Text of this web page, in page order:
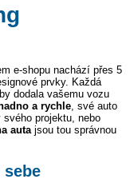
e-shopu nachází přes 5
prvky. Každá
dodala vašemu vozu
a rychle , své auto
projektu, nebo
auta jsou tou správnou